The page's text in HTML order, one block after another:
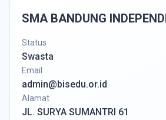
SMA BANDUNG
Status
Swasta
Email
admin@bisedu.or.id
Alamat
JL. SURYA SUMANTRI 61